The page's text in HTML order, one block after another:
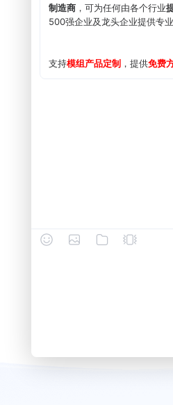
制造商 ，可为任何由各个行业
500强企业及龙头企业提供专
支持模组产品定制 ，提供免费